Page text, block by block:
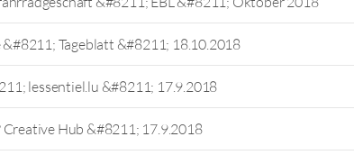
Tageblatt &#8211; 18.10.2018
lessentiel.lu &#8211; 17.9.2018
Hub &#8211; 17.9.2018